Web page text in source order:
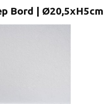
Bord | Ø20,5xH5cm